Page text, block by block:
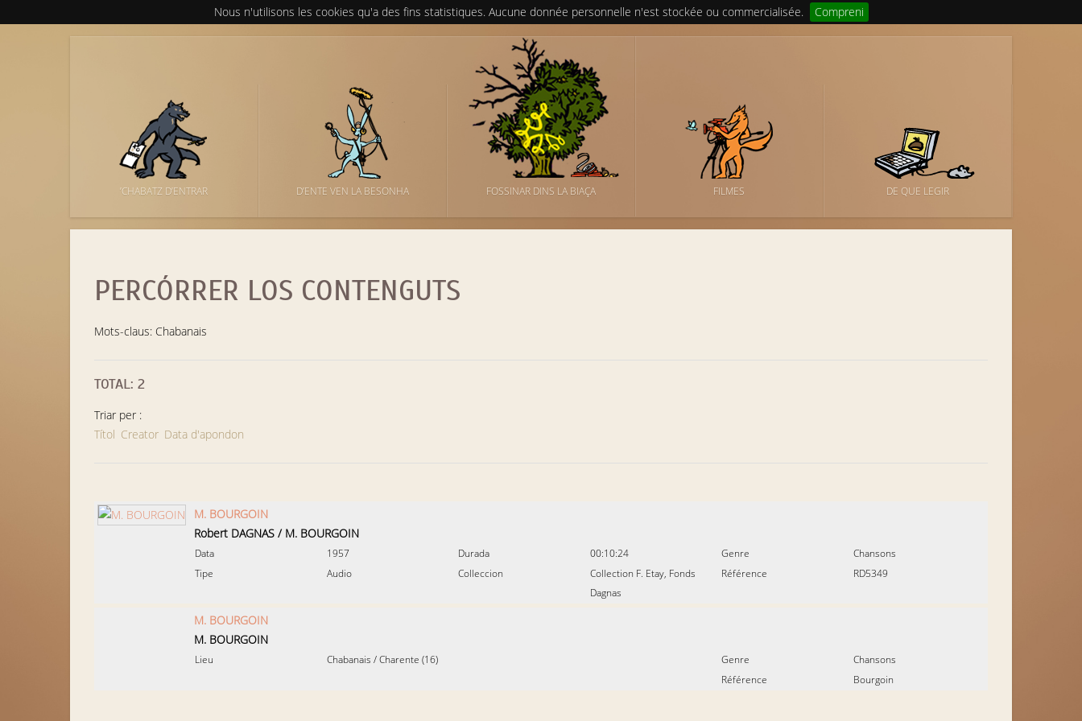
Nous n'utilisons les cookies qu'a des fins statistiques. Aucune donnée personnelle n'est stockée ou commercialisée. Compreni
’CHABATZ D’ENTRAR D’ENTE VEN LA BESONHA FOSSINAR DINS LA BIAÇA FILMES DE QUE LEGIR
PERCÓRRER LOS CONTENGUTS
Mots-claus: Chabanais
TOTAL: 2
Triar per :
Títol Creator Data d'apondon
M. BOURGOIN
Robert DAGNAS / M. BOURGOIN
Data
1957
Tipe
Audio
Durada
00:10:24
Colleccion
Collection F. Etay, Fonds
Dagnas
Genre
Chansons
Référence
RD5349
M. BOURGOIN
M. BOURGOIN
Lieu Chabanais /Charente (16) Genre
Chansons
Référence
Bourgoin